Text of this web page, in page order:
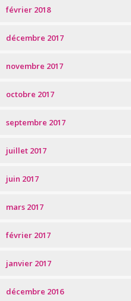
février 2018
décembre 2017
novembre 2017
octobre 2017
septembre 2017
juillet 2017
juin 2017
mars 2017
février 2017
janvier 2017
décembre 2016